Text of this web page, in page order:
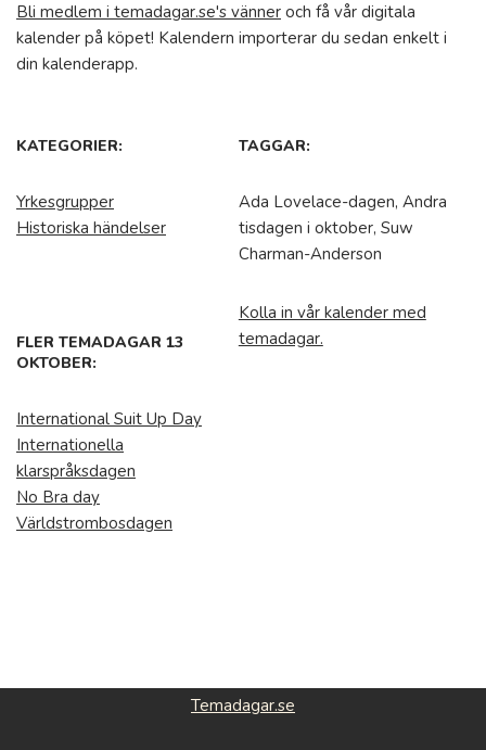
Bli medlem i temadagar.se's vänner och få vår digitala
kalender på köpet! Kalendern importerar du sedan enkelt i
din kalenderapp.
KATEGORIER:
Yrkesgrupper
Historiska händelser
TAGGAR:
Ada Lovelace-dagen, Andra
tisdagen i oktober, Suw
Charman-Anderson
FLER TEMADAGAR 13
OKTOBER:
International Suit Up Day
Internationella
klarspråksdagen
No Bra day
Världstrombosdagen
Kolla in vår kalender med
temadagar.
Temadagar.se